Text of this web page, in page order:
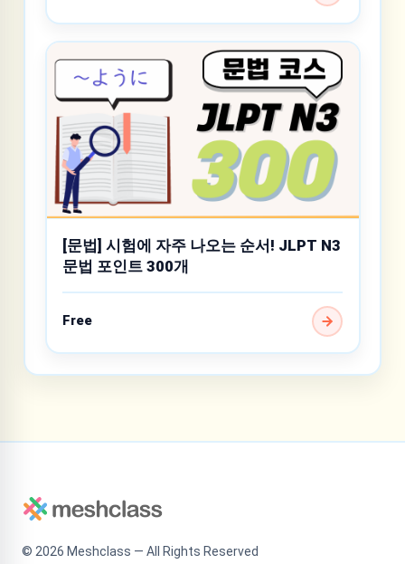
[문법] 시험에 자주 나오는 순서! JLPT N3
문법 포인트 300개
Free
© 2026 Meshclass — All Rights Reserved